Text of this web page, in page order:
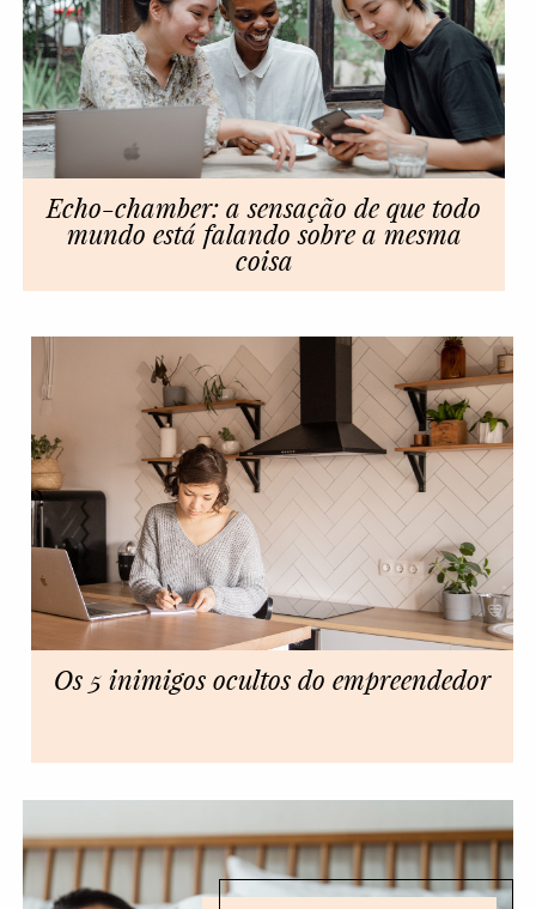
Echo-chamber: a sensação de que todo
mundo está falando sobre a mesma
coisa
Os 5 inimigos ocultos do empreendedor